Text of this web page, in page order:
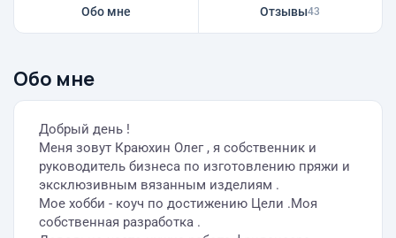
Обо мне Отзывы43
Обо мне
Добрый день !
Меня зовут Краюхин Олег , я собственник и
руководитель бизнеса по изготовлению пряжи и
эксклюзивным вязанным изделиям .
Мое хобби - коуч по достижению Цели .Моя
собственная разработка .